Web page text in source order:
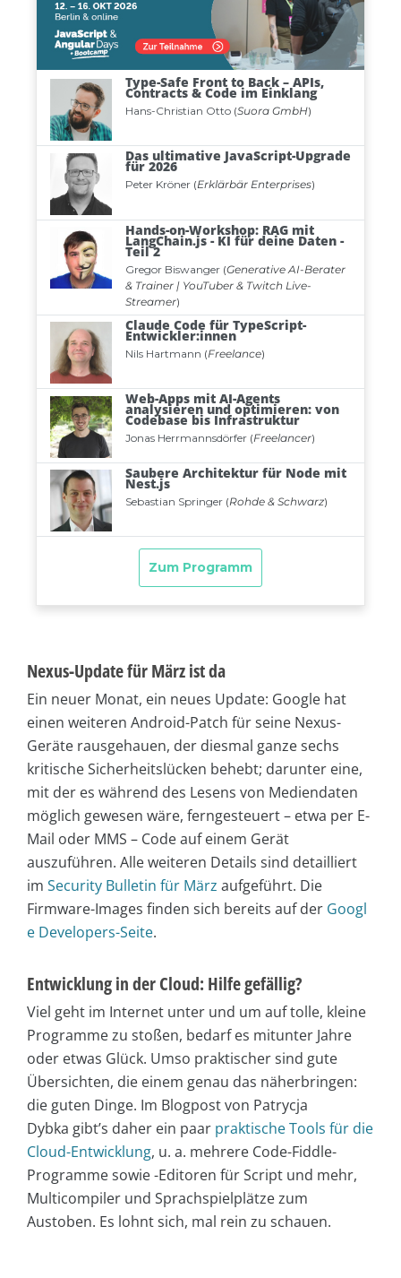
Nexus-Update für März ist da
Ein neuer Monat, ein neues Update: Google hat
einen weiteren Android-Patch für seine Nexus-
Geräte rausgehauen, der diesmal ganze sechs
kritische Sicherheitslücken behebt; darunter eine,
mit der es während des Lesens von Mediendaten
möglich gewesen wäre, ferngesteuert – etwa per E-
Mail oder MMS – Code auf einem Gerät
auszuführen. Alle weiteren Details sind detailliert
im Security Bulletin für März aufgeführt. Die
Firmware-Images finden sich bereits auf der Googl
e Developers-Seite.
Entwicklung in der Cloud: Hilfe gefällig?
Viel geht im Internet unter und um auf tolle, kleine
Programme zu stoßen, bedarf es mitunter Jahre
oder etwas Glück. Umso praktischer sind gute
Übersichten, die einem genau das näherbringen:
die guten Dinge. Im Blogpost von Patrycja
Dybka gibt’s daher ein paar praktische Tools für die
Cloud-Entwicklung, u. a. mehrere Code-Fiddle-
Programme sowie -Editoren für Script und mehr,
Multicompiler und Sprachspielplätze zum
Austoben. Es lohnt sich, mal rein zu schauen.